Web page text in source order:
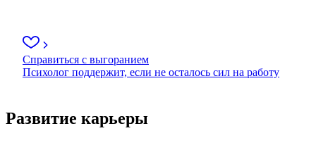
Справиться с выгоранием
Психолог поддержит, если не осталось сил на работу
Развитие карьеры